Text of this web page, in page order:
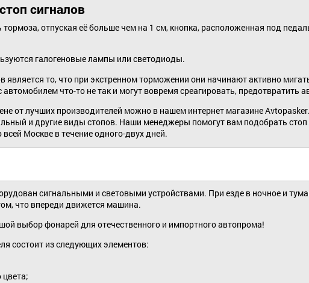
сигналов
отпуская её больше чем на 1 см, кнопка, расположенная под
галогеновые лампы или светодиоды.
является то, что при экстренном торможении они начинают активно
что-то не так и могут вовремя среагировать, предотвратить
от лучших производителей можно в нашем интернет магазине
и другие виды стопов. Наши менеджеры помогут вам подобрать
Москве в течение одного-двух дней.
сигнальными и световыми устройствами. При езде в ночное и
что впереди движется машина.
выбор фонарей для отечественного и импортного автопрома!
состоит из следующих элементов:
цвета;